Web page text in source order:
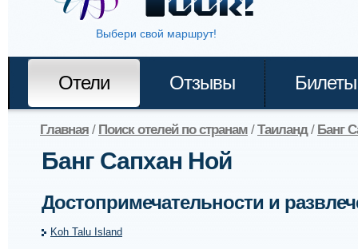
Выбери свой маршрут!
Отели Отзывы Билеты
Главная / Поиск отелей по странам /Таиланд/ Банг
Банг Сапхан Ной
Достопримечательности и
Koh Talu Island